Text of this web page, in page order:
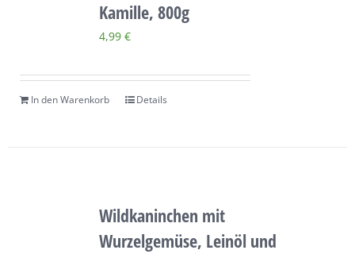
Kamille, 800g
4,99 €
In den Warenkorb Details
Wildkaninchen mit
Wurzelgemüse, Leinöl und